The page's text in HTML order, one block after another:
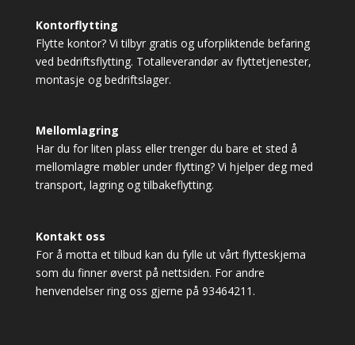
Kontorflytting
Flytte kontor? Vi tilbyr gratis og uforpliktende befaring
ved bedriftsflytting. Totalleverandør av flyttetjenester,
montasje og bedriftslager.
Mellomlagring
Har du for liten plass eller trenger du bare et sted å
mellomlagre møbler under flytting? Vi hjelper deg med
transport, lagring og tilbakeflytting.
Kontakt oss
For å motta et tilbud kan du fylle ut vårt flytteskjema
som du finner øverst på nettsiden. For andre
henvendelser ring oss gjerne på 93464211.